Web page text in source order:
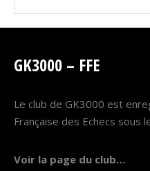
GK3000 – FFE
Le club de GK3000 est
Française des Echecs sous
Voir la page du club…